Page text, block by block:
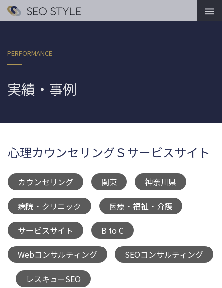

PERFORMANCE
実績・事例
心理カウンセリングＳサービスサイト
カウンセリング 関東 神奈川県
病院・クリニック 医療・福祉・介護
サービスサイト B to C
Webコンサルティング SEOコンサルティング
レスキューSEO